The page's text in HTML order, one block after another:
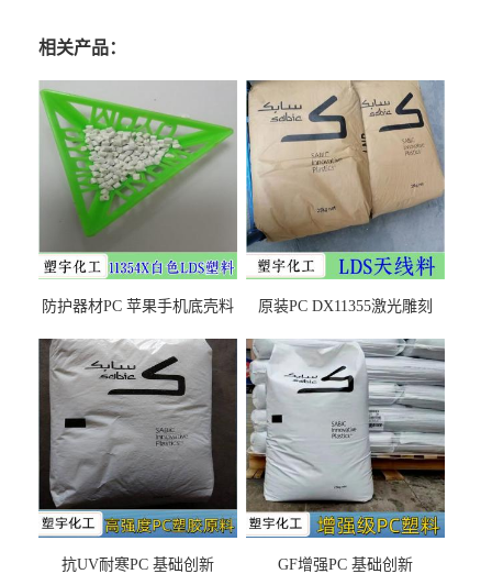
相关产品：
防护器材PC 苹果手机底壳料
之忧
原装PC DX11355激光雕刻
抗UV耐寒PC 基础创新
GF增强PC 基础创新